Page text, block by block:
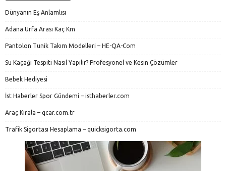
Dünyanın Eş Anlamlısı
Adana Urfa Arası Kaç Km
Pantolon Tunik Takım Modelleri – HE-QA-Com
Su Kaçağı Tespiti Nasıl Yapılır? Profesyonel ve Kesin Çözümler
Bebek Hediyesi
İst Haberler Spor Gündemi – isthaberler.com
Araç Kirala – qcar.com.tr
Trafik Sigortası Hesaplama – quicksigorta.com